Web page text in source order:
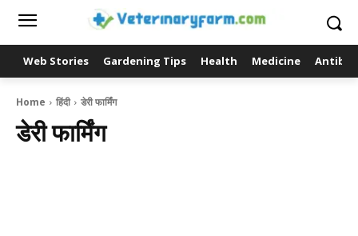
Web Stories Gardening Tips Health Medicine
Home हिंदी डेरी फार्मिंग
डेरी फार्मिंग